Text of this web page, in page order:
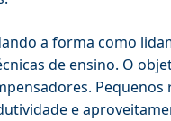
a forma como
de ensino. O
e